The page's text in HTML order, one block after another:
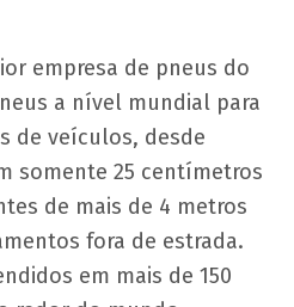
empresa de pneus do
a nível mundial para
de veículos, desde
somente 25 centímetros
de mais de 4 metros
fora de estrada.
em mais de 150